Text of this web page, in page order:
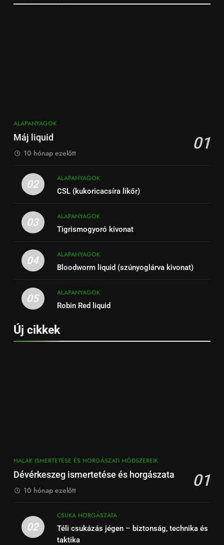
ALAPANYAGOK
Máj liquid 01
10 hónap ezelőtt
02
ALAPANYAGOK
CSL (kukoricacsíra likőr)
03
ALAPANYAGOK
Tigrismogyoró kivonat
04
ALAPANYAGOK
Bloodworm liquid (szúnyoglárva kivonat)
05
ALAPANYAGOK
Robin Red liquid
Új cikkek
HALAK ISMERTETÉSE ÉS HORGÁSZATI MÓDSZEREIK
Dévérkeszeg ismertetése és horgászata 01
10 hónap ezelőtt
02
CSUKA HORGÁSZATA
Téli csukázás jégen – biztonság, technika és
taktika